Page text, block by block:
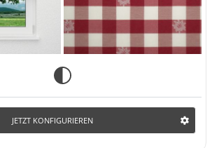
JETZT KONFIGURIEREN